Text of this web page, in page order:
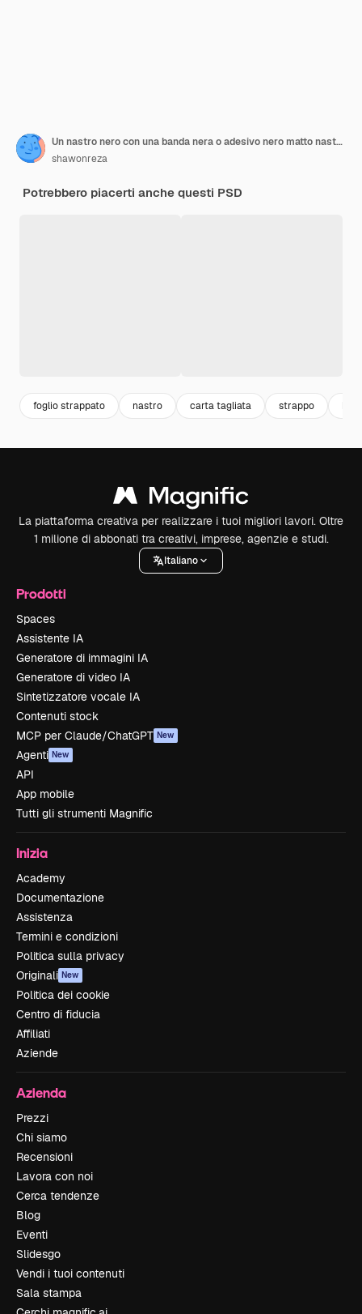
Un nastro nero con una banda nera o adesivo nero matto nastro rotto oggetti file PNG
shawonreza
Potrebbero piacerti anche questi PSD
foglio strappato nastro carta tagliata strappo
La piattaforma creativa per realizzare i tuoi migliori lavori. Oltre
1 milione di abbonati tra creativi, imprese, agenzie e studi.
Italiano
Prodotti
Spaces
Assistente IA
Generatore di immagini IA
Generatore di video IA
Sintetizzatore vocale IA
Contenuti stock
MCP per Claude/ChatGPT New
Agenti New
API
App mobile
Tutti gli strumenti Magnific
Inizia
Academy
Documentazione
Assistenza
Termini e condizioni
Politica sulla privacy
Originali New
Politica dei cookie
Centro di fiducia
Affiliati
Aziende
Azienda
Prezzi
Chi siamo
Recensioni
Lavora con noi
Cerca tendenze
Blog
Eventi
Slidesgo
Vendi i tuoi contenuti
Sala stampa